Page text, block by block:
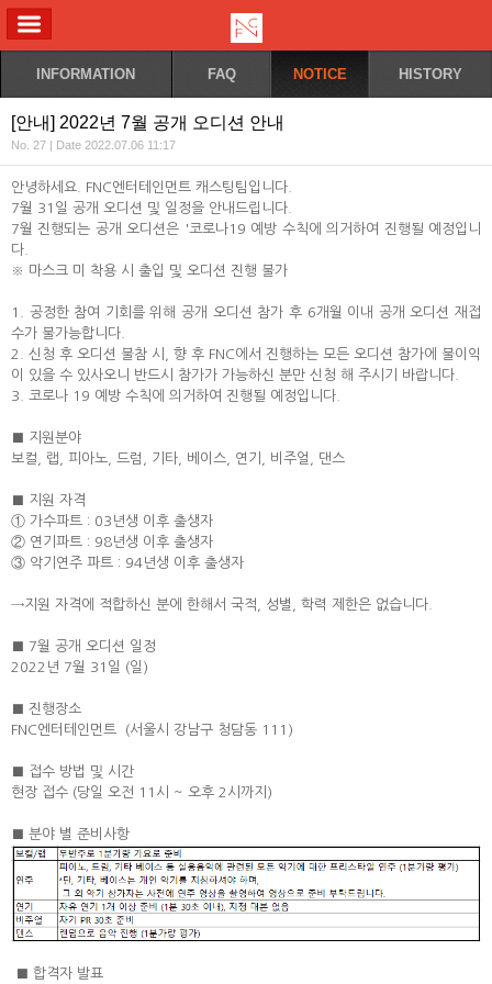
INFORMATION FAQ NOTICE HISTORY
[안내] 2022년 7월 공개 오디션 안내
No. 27 | Date 2022.07.06 11:17
안녕하세요. FNC엔터테인먼트 캐스팅팀입니다.
7월 31일 공개 오디션 및 일정을 안내드립니다.
7월 진행되는 공개 오디션은 '코로나19 예방 수칙에 의거하여 진행될 예정입니
다.
※ 마스크 미 착용 시 출입 및 오디션 진행 불가
1. 공정한 참여 기회를 위해 공개 오디션 참가 후 6개월 이내 공개 오디션 재접
수가 불가능합니다.
2. 신청 후 오디션 불참 시, 향 후 FNC에서 진행하는 모든 오디션 참가에 불이익
이 있을 수 있사오니 반드시 참가가 가능하신 분만 신청 해 주시기 바랍니다.
3. 코로나 19 예방 수칙에 의거하여 진행될 예정입니다.
■ 지원분야
보컬, 랩, 피아노, 드럼, 기타, 베이스, 연기, 비주얼, 댄스
■ 지원 자격
① 가수파트 : 03년생 이후 출생자
② 연기파트 : 98년생 이후 출생자
③ 악기연주 파트 : 94년생 이후 출생자
→지원 자격에 적합하신 분에 한해서 국적, 성별, 학력 제한은 없습니다.
■ 7월 공개 오디션 일정
2022년 7월 31일 (일)
■ 진행장소
FNC엔터테인먼트 (서울시 강남구 청담동 111)
■ 접수 방법 및 시간
현장 접수 (당일 오전 11시 ~ 오후 2시까지)
■ 분야 별 준비사항
■ 합격자 발표